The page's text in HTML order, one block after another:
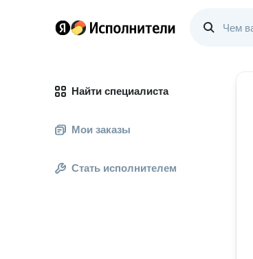
Найти специалиста
Мои заказы
Стать исполнителем